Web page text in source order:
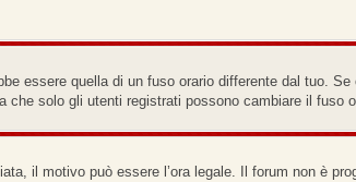
essere quella di un fuso orario differente dal tuo.
solo gli utenti registrati possono cambiare il fuso
il motivo può essere l’ora legale. Il forum non è